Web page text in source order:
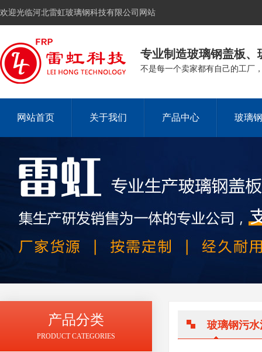
欢迎光临河北雷虹玻璃钢科技有限公司网站
专业制造玻璃钢盖板
不是每一个卖家都有自己的工厂
网站首页 关于我们 产品中心 玻璃
产品分类
PRODUCT CATEGORIES
玻璃钢污